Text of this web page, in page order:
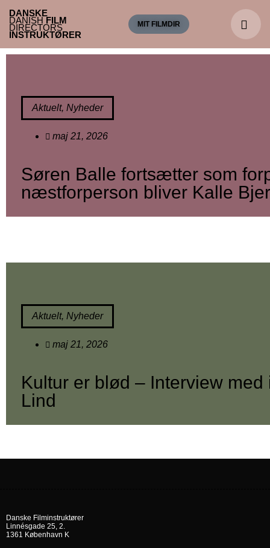
DANSKE
DANISH FILM
DIRECTORS
INSTRUKTØRER
MIT FILMDIR
Aktuelt, Nyheder
maj 21, 2026
Søren Balle fortsætter som
næstforperson bliver Kalle
Aktuelt, Nyheder
maj 21, 2026
Kultur er blød – Interview
Lind
Danske Filminstruktører
Linnésgade 25, 2.
1361 København K